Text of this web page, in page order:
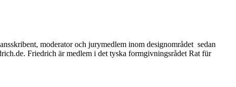
moderator och jurymedlem inom designområdet sedan
Friedrich är medlem i det tyska formgivningsrådet Rat für